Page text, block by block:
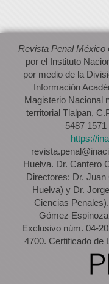
Revista Penal México
por el Instituto
por medio de la
Información
Magisterio Nacional
territorial Tlalpan,
5487
https://
Huelva. Dr. Cantero
Directores: Dr.
Huelva) y Dr.
Ciencias
Gómez
Exclusivo núm. 04-
4700. Certificado de